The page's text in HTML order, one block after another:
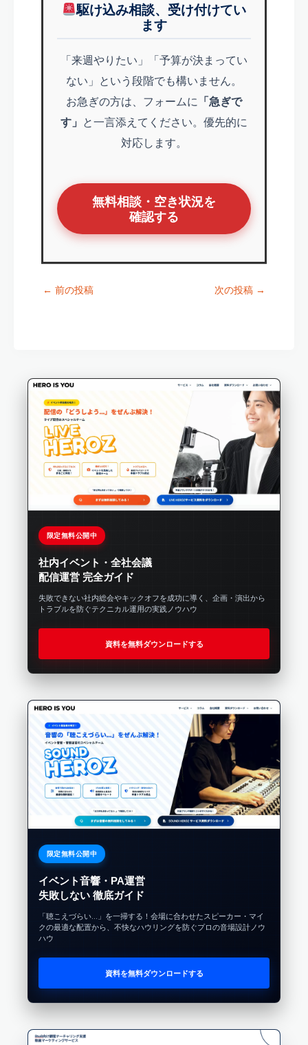
駆け込み相談、受け付けてい
ます
「来週やりたい」「予算が決まってい
ない」という段階でも構いません。
お急ぎの方は、フォームに 「急ぎで
す」 と一言添えてください。優先的に
対応します。
無料相談・空き状況を
確認する
← 前の投稿 次の投稿 →
限定無料公開中
社内イベント・全社会議
配信運営 完全ガイド
失敗できない社内総会やキックオフを成功に導く、企画・演出から
トラブルを防ぐテクニカル運用の実践ノウハウ
資料を無料ダウンロードする
限定無料公開中
イベント音響・PA運営
失敗しない 徹底ガイド
「聴こえづらい…」を一掃する！会場に合わせたスピーカー・マイ
クの最適な配置から、不快なハウリングを防ぐプロの音場設計ノウ
ハウ
資料を無料ダウンロードする